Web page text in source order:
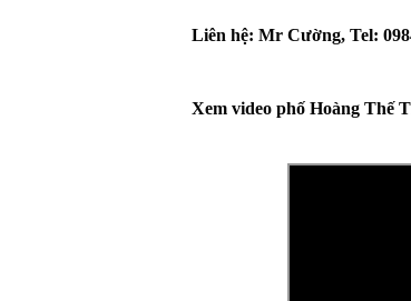
Liên hệ: Mr Cường, Tel:
Xem video phố Hoàng Thế